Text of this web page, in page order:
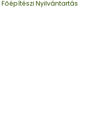
Főépítészi Nyilvántartás